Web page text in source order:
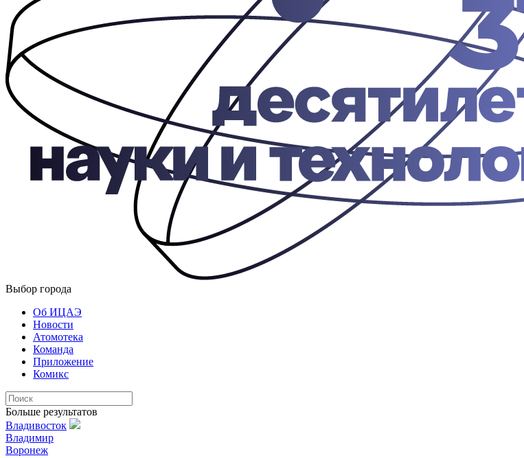
Выбор города
Об ИЦАЭ
Новости
Атомотека
Команда
Приложение
Комикс
Больше результатов
Владивосток
Владимир
Воронеж